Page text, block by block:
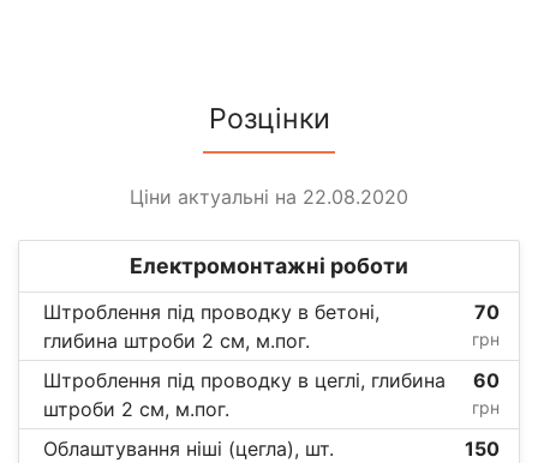
Розцінки
Ціни актуальні на 22.08.2020
Електромонтажні роботи
Штроблення під проводку в бетоні,
глибина штроби 2 см, м.пог.
70
грн
Штроблення під проводку в цеглі, глибина
штроби 2 см, м.пог.
60
грн
Облаштування ніші (цегла), шт. 150